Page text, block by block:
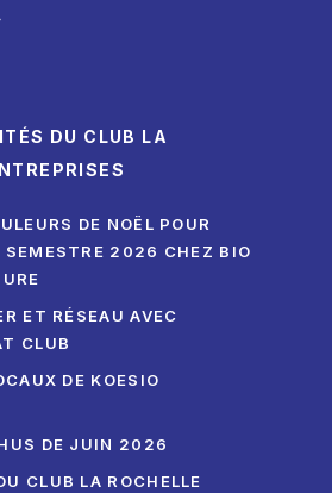
DU CLUB LA
DE NOËL POUR
SEMESTRE 2026 CHEZ BIO
ET RÉSEAU AVEC
CLUB
DE KOESIO
DE JUIN 2026
CLUB LA ROCHELLE